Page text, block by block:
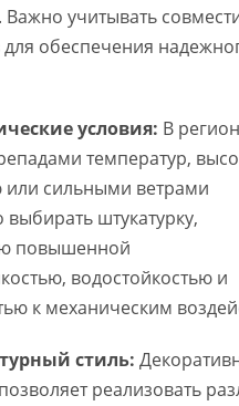
Важно учитывать
обеспечения
условия: В
температур,
или сильными ветрами
штукатурку,
повышенной
водостойкостью и
к механическим
стиль:
реализовать